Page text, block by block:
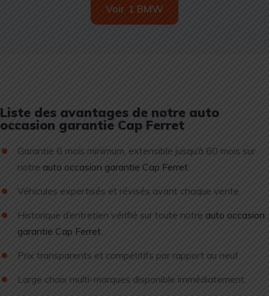
Voir 1 BMW
Liste des avantages de notre auto
occasion garantie Cap Ferret
Garantie 6 mois minimum, extensible jusqu’à 60 mois sur
notre auto occasion garantie Cap Ferret
Véhicules expertisés et révisés avant chaque vente.
Historique d’entretien vérifié sur toute notre auto occasion
garantie Cap Ferret
Prix transparents et compétitifs par rapport au neuf.
Large choix multi-marques disponible immédiatement.